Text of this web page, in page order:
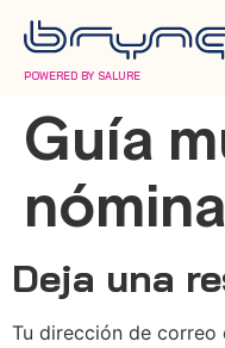
POWERED BY SALURE
Guía
Deja una
Tu dirección de correo